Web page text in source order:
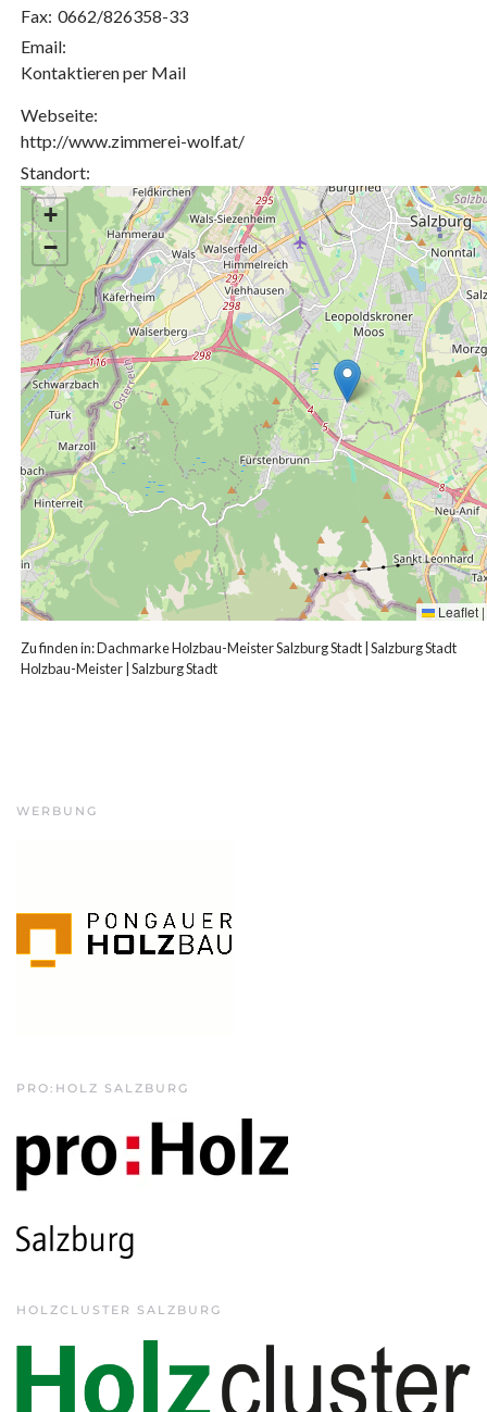
Fax: 0662/826358-33
Email:
Kontaktieren per Mail
Webseite:
http://www.zimmerei-wolf.at/
Standort:
+
−
Leaflet |
Zu finden in:Dachmarke Holzbau-Meister Salzburg Stadt Salzburg Stadt
Holzbau-Meister Salzburg Stadt
WERBUNG
PRO:HOLZ SALZBURG
HOLZCLUSTER SALZBURG